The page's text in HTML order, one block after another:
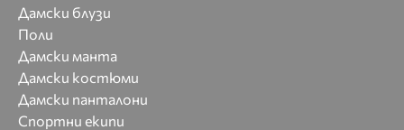
Дамски блузи
Поли
Дамски манта
Дамски костюми
Дамски панталони
Спортни екипи